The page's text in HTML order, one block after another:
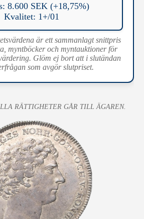
8.600 SEK (+18,75%)
Kvalitet: 1+/01
är ett sammanlagt snittpris
myntböcker och myntauktioner för
Glöm ej bort att i slutändan
som avgör slutpriset.
RÄTTIGHETER GÅR TILL ÄGAREN.